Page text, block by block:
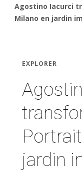
Agostino Iacurci
Milano en jardin
EXPLORER
jardin